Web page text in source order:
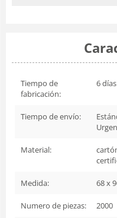
Tiempo de
fabricación:
6
Tiempo de envío:
Material:
Medida: 68 x
Numero de piezas: 2000